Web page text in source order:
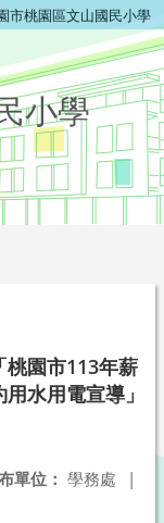
市桃園區文山國民小學
小學
桃園市113年薪
水用電宣導」
單位： 學務處 |